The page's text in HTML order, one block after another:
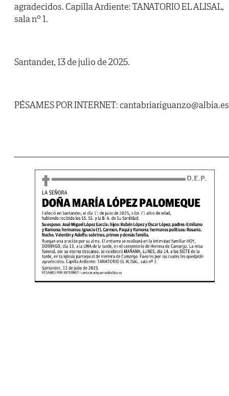
agradecidos. Capilla Ardiente: TANATORIO EL ALISAL,
sala nº 1.
Santander, 13 de julio de 2025.
PÉSAMES POR INTERNET: cantabriariguanzo@albia.es